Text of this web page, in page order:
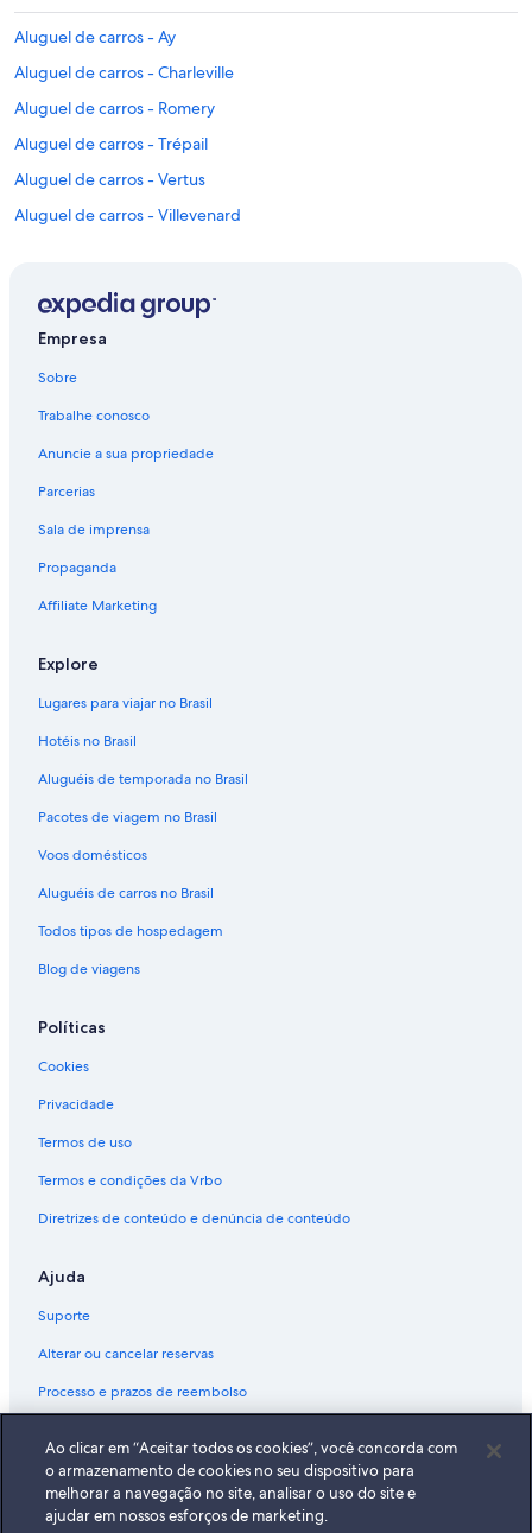
Aluguel de carros - Ay
Aluguel de carros - Charleville
Aluguel de carros - Romery
Aluguel de carros - Trépail
Aluguel de carros - Vertus
Aluguel de carros - Villevenard
Empresa
Sobre
Trabalhe conosco
Anuncie a sua propriedade
Parcerias
Sala de imprensa
Propaganda
Affiliate Marketing
Explore
Lugares para viajar no Brasil
Hotéis no Brasil
Aluguéis de temporada no Brasil
Pacotes de viagem no Brasil
Voos domésticos
Aluguéis de carros no Brasil
Todos tipos de hospedagem
Blog de viagens
Políticas
Cookies
Privacidade
Termos de uso
Termos e condições da Vrbo
Diretrizes de conteúdo e denúncia de conteúdo
Ajuda
Suporte
Alterar ou cancelar reservas
Processo e prazos de reembolso
Documentos para viagens internacionais
Ao clicar em “Aceitar todos os cookies”, você concorda com
o armazenamento de cookies no seu dispositivo para
melhorar a navegação no site, analisar o uso do site e
ajudar em nossos esforços de marketing.